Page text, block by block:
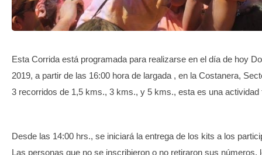
Esta Corrida está programada para realizarse en el día de hoy
2019, a partir de las 16:00 hora de largada , en la Costanera,
3 recorridos de 1,5 kms., 3 kms., y 5 kms., esta es una actividad
Desde las 14:00 hrs., se iniciará la entrega de los kits a los
Las personas que no se inscribieron o no retiraron sus números,